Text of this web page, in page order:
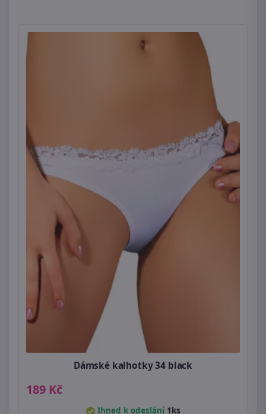
Dámské kalhotky 34 black
189 Kč
Ihned k odeslání 1ks